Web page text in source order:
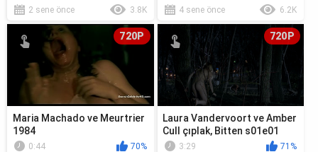
2 sene önce
3.8K
4 sene önce
6.2K
720P
Maria Machado ve Meurtrier
1984
0:44
70%
720P
Laura Vandervoort ve Amber
Cull çıplak, Bitten s01e01
(2014)'ten seks sahnesi
3:29
71%